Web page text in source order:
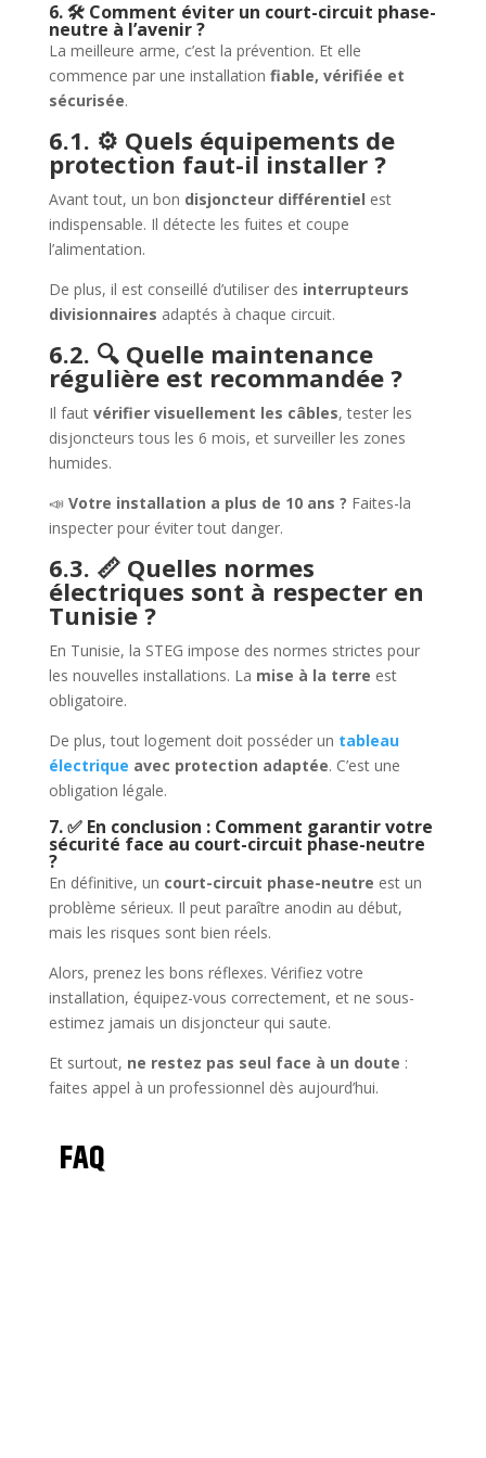
6. 🛠️ Comment éviter un court-circuit phase-
neutre à l’avenir ?
La meilleure arme, c’est la prévention. Et elle
commence par une installation fiable, vérifiée et
sécurisée.
6.1. ⚙️ Quels équipements de
protection faut-il installer ?
Avant tout, un bon disjoncteur différentiel est
indispensable. Il détecte les fuites et coupe
l’alimentation.
De plus, il est conseillé d’utiliser des interrupteurs
divisionnaires adaptés à chaque circuit.
6.2. 🔍 Quelle maintenance
régulière est recommandée ?
Il faut vérifier visuellement les câbles, tester les
disjoncteurs tous les 6 mois, et surveiller les zones
humides.
📣 Votre installation a plus de 10 ans ? Faites-la
inspecter pour éviter tout danger.
6.3. 📏 Quelles normes
électriques sont à respecter en
Tunisie ?
En Tunisie, la STEG impose des normes strictes pour
les nouvelles installations. La mise à la terre est
obligatoire.
De plus, tout logement doit posséder un tableau
électrique avec protection adaptée. C’est une
obligation légale.
7. ✅ En conclusion : Comment garantir votre
sécurité face au court-circuit phase-neutre
?
En définitive, un court-circuit phase-neutre est un
problème sérieux. Il peut paraître anodin au début,
mais les risques sont bien réels.
Alors, prenez les bons réflexes. Vérifiez votre
installation, équipez-vous correctement, et ne sous-
estimez jamais un disjoncteur qui saute.
Et surtout, ne restez pas seul face à un doute :
faites appel à un professionnel dès aujourd’hui.
FAQ